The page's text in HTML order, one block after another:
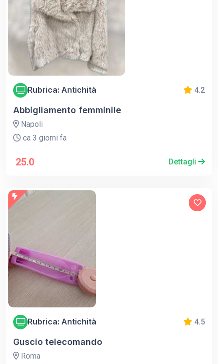
Rubrica: Antichità 4.2
Abbigliamento femminile
Napoli
ca 3 giorni fa
25.0 Dettagli
Rubrica: Antichità 4.5
Guscio telecomando
Roma